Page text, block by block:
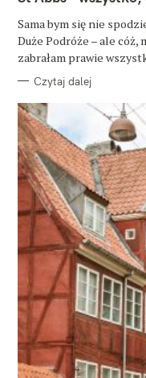
O
R
I
Sama bym się nie
Duże Podróże – ale cóż,
zabrałam prawie
Czytaj dalej